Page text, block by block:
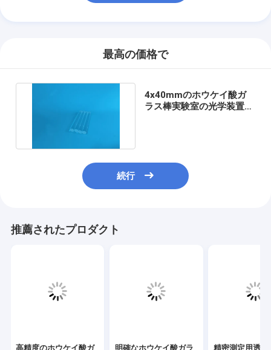
最高の価格で
4x40mmのホウケイ酸ガ
ラス棒実験室の光学装置の
続行
推薦されたプロダクト
高精度のホウケイ酸ガ 明確なホウケイ酸ガラ 精密測定用透明